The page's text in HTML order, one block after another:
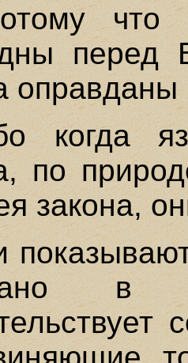
что
перед
оправданы
когда
по
закона,
в